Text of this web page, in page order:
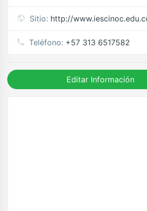
Sitio: http://
Teléfono: +57 313 6517582
Editar Información